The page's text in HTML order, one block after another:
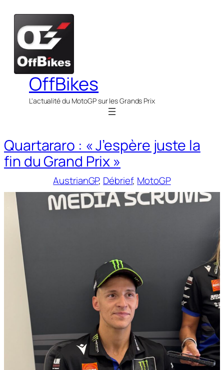
contenu
OffBikes
L'actualité du MotoGP sur les Grands Prix
Quartararo : « J’espère juste la
fin du Grand Prix »
AustrianGP, Débrief, MotoGP